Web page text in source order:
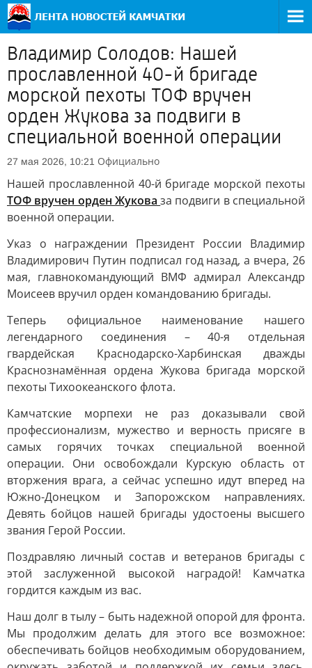
Владимир Солодов: Нашей
прославленной 40-й бригаде
морской пехоты ТОФ вручен
орден Жукова за подвиги в
специальной военной операции
27 мая 2026, 10:21 Официально
Нашей прославленной 40-й бригаде морской пехоты
ТОФ вручен орден Жуковаза подвиги в специальной
военной операции.
Указ о награждении Президент России Владимир
Владимирович Путин подписал год назад, а вчера, 26
мая, главнокомандующий ВМФ адмирал Александр
Моисеев вручил орден командованию бригады.
Теперь официальное наименование нашего
легендарного соединения – 40-я отдельная
гвардейская Краснодарско-Харбинская дважды
Краснознамённая ордена Жукова бригада морской
пехоты Тихоокеанского флота.
Камчатские морпехи не раз доказывали свой
профессионализм, мужество и верность присяге в
самых горячих точках специальной военной
операции. Они освобождали Курскую область от
вторжения врага, а сейчас успешно идут вперед на
Южно-Донецком и Запорожском направлениях.
Девять бойцов нашей бригады удостоены высшего
звания Герой России.
Поздравляю личный состав и ветеранов бригады с
этой заслуженной высокой наградой! Камчатка
гордится каждым из вас.
Наш долг в тылу – быть надежной опорой для фронта.
Мы продолжим делать для этого все возможное:
обеспечивать бойцов необходимым оборудованием,